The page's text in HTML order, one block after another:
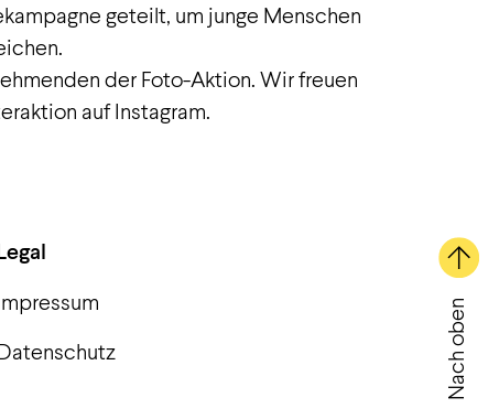
geteilt, um junge Menschen
der Foto-Aktion. Wir freuen
auf Instagram.
Nach oben